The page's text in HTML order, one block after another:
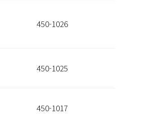
450-1026
450-1025
450-1017